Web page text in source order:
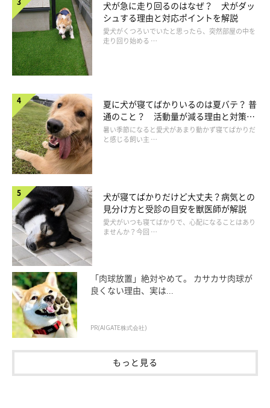
トイレトレーのまわりにトイレシーツを多めに敷いて
トイレトレーの外におしっこをしてしまうときは、その部分にも
トイレシーツを敷き詰めて様子を見ます。犬はおしっこをして汚
れてしまったシーツにはうんちをしたくないのかもしれませんの
で、トイレスペースを広くし、やや余裕をもたせたトイレ環境を
構築してみてください。
トイレのまわりのサークルを除去する
犬が急に走り回るのはなぜ？ 犬がダッ
シュする理由と対応ポイントを解説
愛犬がくつろいでいたと思ったら、突然部屋の中を
走り回り始める …
夏に犬が寝てばかりいるのは夏バテ？ 普
通のこと？ 活動量が減る理由と対策と
は
暑い季節になると愛犬があまり動かず寝てばかりだ
と感じる飼い主 …
犬が寝てばかりだけど大丈夫？病気との
見分け方と受診の目安を獣医師が解説
愛犬がいつも寝てばかりで、心配になることはあり
ませんか？今回 …
「肉球放置」絶対やめて。 カサカサ肉球が
良くない理由、実は...
PR(AIGATE株式会社)
もっと見る